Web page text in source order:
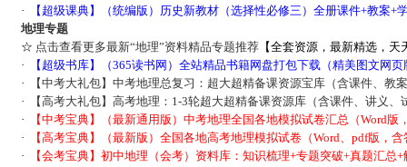
·
【超级课典】（统编版）历史新教材（选择性必修三）全册课件+教案+
地理专题
☆ 点击查看更多最新“地理”资料精品专题推荐【全套资源，最新精选，天
·
【超级书库】（365读书网）全站精品书籍网盘打包下载（精美图文网
·
【中考大礼包】中考地理总复习：超大超精备课资源宝库（含课件、教
·
【高考大礼包】高考地理：1-3轮超大超精备课资源库（含课件、讲义、
·
【中考宝典】（最新通用版）中考地理全国各地模拟试卷汇总（Word版
·
【高考宝典】（最新版）全国各地高考地理模拟试卷（Word、pdf版，含
·
【会考宝典】初中地理（会考）资料库：知识梳理+专题突破+真题汇总+